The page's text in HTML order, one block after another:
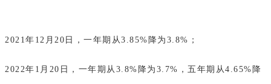
2021年12月20日，一年期从3.85%降为3.8%；
2022年1月20日，一年期从3.8%降为3.7%，五年期从4.65%降